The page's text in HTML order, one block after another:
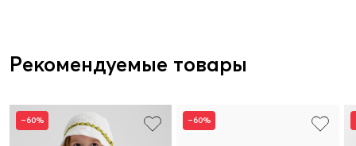
Рекомендуемые товары
–60% –60%